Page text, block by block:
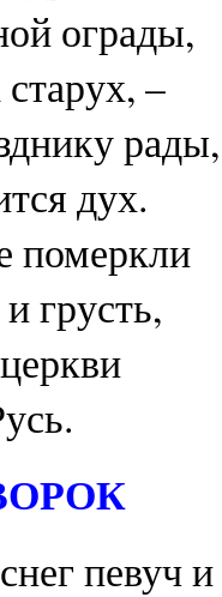
ограды,
–
рады,
дух.
померкли
грусть,
певуч и